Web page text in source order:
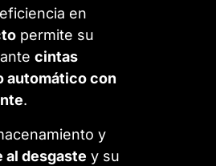
en
permite su
cintas
automático con
.
y
al desgaste y su